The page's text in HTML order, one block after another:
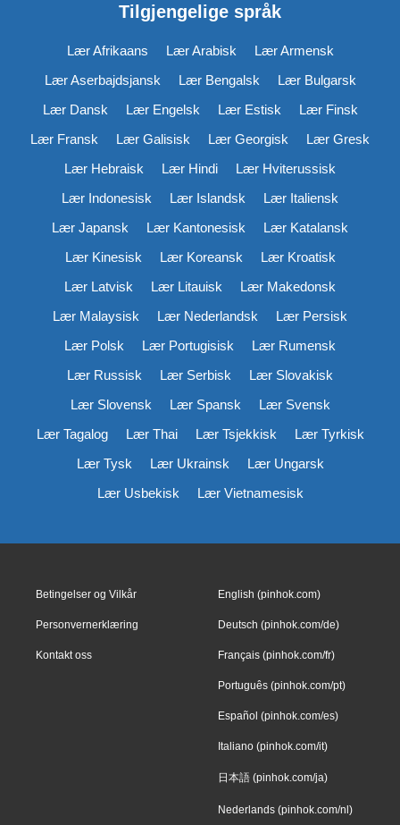
Tilgjengelige språk
Lær Afrikaans Lær Arabisk
Lær Armensk
Lær Aserbajdsjansk
Lær Bengalsk
Lær Bulgarsk
Lær Dansk
Lær Engelsk Lær Estisk
Lær Finsk
Lær Fransk
Lær Galisisk Lær Georgisk
Lær Gresk
Lær Hebraisk
Lær Hindi
Lær Hviterussisk
Lær Indonesisk
Lær Islandsk
Lær Italiensk
Lær Japansk
Lær Kantonesisk
Lær Katalansk
Lær Kinesisk
Lær Koreansk
Lær Kroatisk
Lær Latvisk
Lær Litauisk
Lær Makedonsk
Lær Malaysisk
Lær Nederlandsk
Lær Persisk
Lær Polsk
Lær Portugisisk
Lær Rumensk
Lær Russisk
Lær Serbisk
Lær Slovakisk
Lær Slovensk
Lær Spansk
Lær Svensk
Lær Tagalog
Lær Thai Lær Tsjekkisk
Lær Tyrkisk
Lær Tysk
Lær Ukrainsk
Lær Ungarsk
Lær Usbekisk
Lær Vietnamesisk
Betingelser og Vilkår
Personvernerklæring
Kontakt oss
English (pinhok.com)
Deutsch (pinhok.com/de)
Français (pinhok.com/fr)
Português (pinhok.com/pt)
Español (pinhok.com/es)
Italiano (pinhok.com/it)
日本語 (pinhok.com/ja)
Nederlands (pinhok.com/nl)